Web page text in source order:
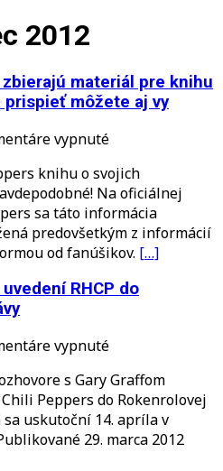
2012
materiál pre knihu
môžete aj vy
vypnuténa
Hot
Chili
Peppers
zbierajú
materiál
pre
knihu
–
prispieť
môžete
aj
knihu o svojich
Na oficiálnej
sa táto informácia
predovšetkým z informácií
od fanúšikov. […]
RHCP do
vypnuténa
Chad
Smith
o
uvedení
s Gary Graffom
Peppers do Rokenrolovej
uskutoční 14. apríla v
29. marca 2012